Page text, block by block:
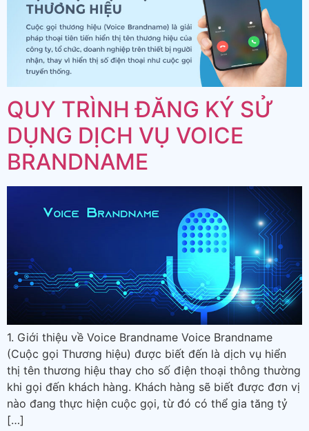
QUY TRÌNH ĐĂNG KÝ SỬ
DỤNG DỊCH VỤ VOICE
BRANDNAME
1. Giới thiệu về Voice Brandname Voice Brandname
(Cuộc gọi Thương hiệu) được biết đến là dịch vụ hiển
thị tên thương hiệu thay cho số điện thoại thông thường
khi gọi đến khách hàng. Khách hàng sẽ biết được đơn vị
nào đang thực hiện cuộc gọi, từ đó có thể gia tăng tỷ
[…]